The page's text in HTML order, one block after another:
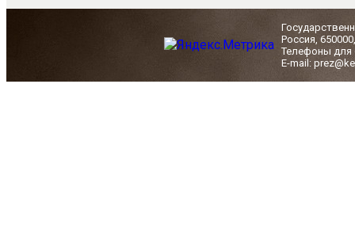
Россия,
Телефоны для
E-mail: